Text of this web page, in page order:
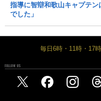
指導に智辯和歌山キャプテ
でした」
毎日6時・11時・17
FOLLOW US